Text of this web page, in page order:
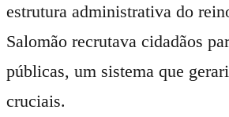
estrutura administrativa do
Salomão recrutava cidadãos
públicas, um sistema que
cruciais.